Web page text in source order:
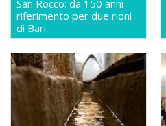
San Rocco: da 150 anni
riferimento per due rioni
di Bari